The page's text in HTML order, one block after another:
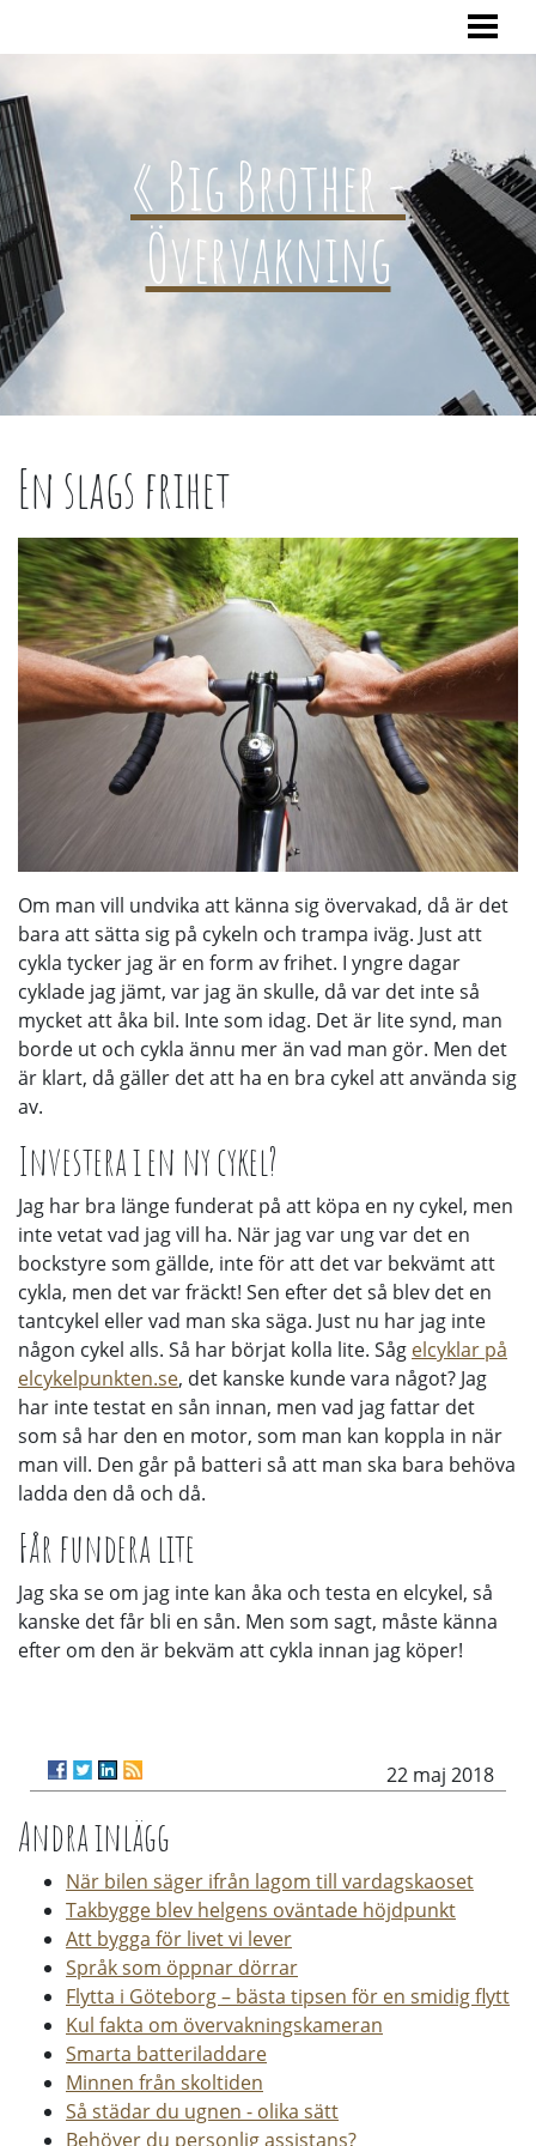
« Big Brother -
Övervakning
En slags frihet
Om man vill undvika att känna sig övervakad, då är det
bara att sätta sig på cykeln och trampa iväg. Just att
cykla tycker jag är en form av frihet. I yngre dagar
cyklade jag jämt, var jag än skulle, då var det inte så
mycket att åka bil. Inte som idag. Det är lite synd, man
borde ut och cykla ännu mer än vad man gör. Men det
är klart, då gäller det att ha en bra cykel att använda sig
av.
Investera i en ny cykel?
Jag har bra länge funderat på att köpa en ny cykel, men
inte vetat vad jag vill ha. När jag var ung var det en
bockstyre som gällde, inte för att det var bekvämt att
cykla, men det var fräckt! Sen efter det så blev det en
tantcykel eller vad man ska säga. Just nu har jag inte
någon cykel alls. Så har börjat kolla lite. Såg elcyklar på
elcykelpunkten.se, det kanske kunde vara något? Jag
har inte testat en sån innan, men vad jag fattar det
som så har den en motor, som man kan koppla in när
man vill. Den går på batteri så att man ska bara behöva
ladda den då och då.
Får fundera lite
Jag ska se om jag inte kan åka och testa en elcykel, så
kanske det får bli en sån. Men som sagt, måste känna
efter om den är bekväm att cykla innan jag köper!
22 maj 2018
Andra inlägg
När bilen säger ifrån lagom till vardagskaoset
Takbygge blev helgens oväntade höjdpunkt
Att bygga för livet vi lever
Språk som öppnar dörrar
Flytta i Göteborg – bästa tipsen för en smidig flytt
Kul fakta om övervakningskameran
Smarta batteriladdare
Minnen från skoltiden
Så städar du ugnen - olika sätt
Behöver du personlig assistans?